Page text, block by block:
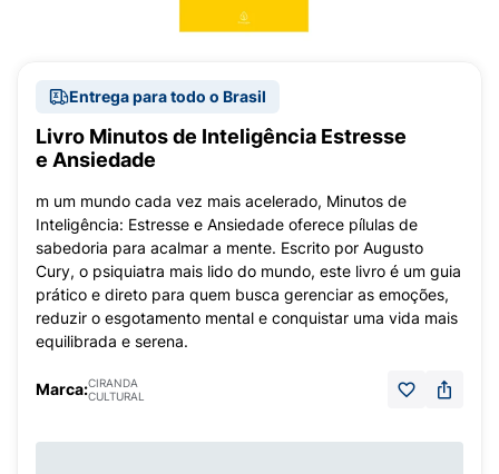
Entrega para todo o Brasil
Livro Minutos de Inteligência Estresse
e Ansiedade
m um mundo cada vez mais acelerado, Minutos de
Inteligência: Estresse e Ansiedade oferece pílulas de
sabedoria para acalmar a mente. Escrito por Augusto
Cury, o psiquiatra mais lido do mundo, este livro é um guia
prático e direto para quem busca gerenciar as emoções,
reduzir o esgotamento mental e conquistar uma vida mais
equilibrada e serena.
Marca:CIRANDA
CULTURAL